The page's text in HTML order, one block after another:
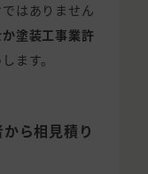
はありません
塗装工事業許
ます。
ら相見積り